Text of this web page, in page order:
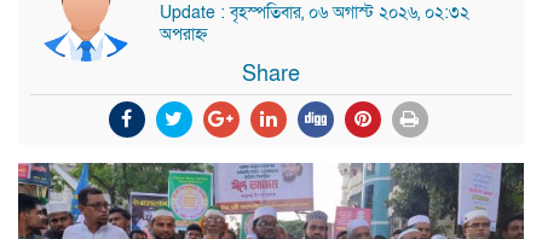
Update : বৃহস্পতিবার, ০৬ অগাস্ট ২০২৬, ০২:৩২
অপরাহ্ন
Share